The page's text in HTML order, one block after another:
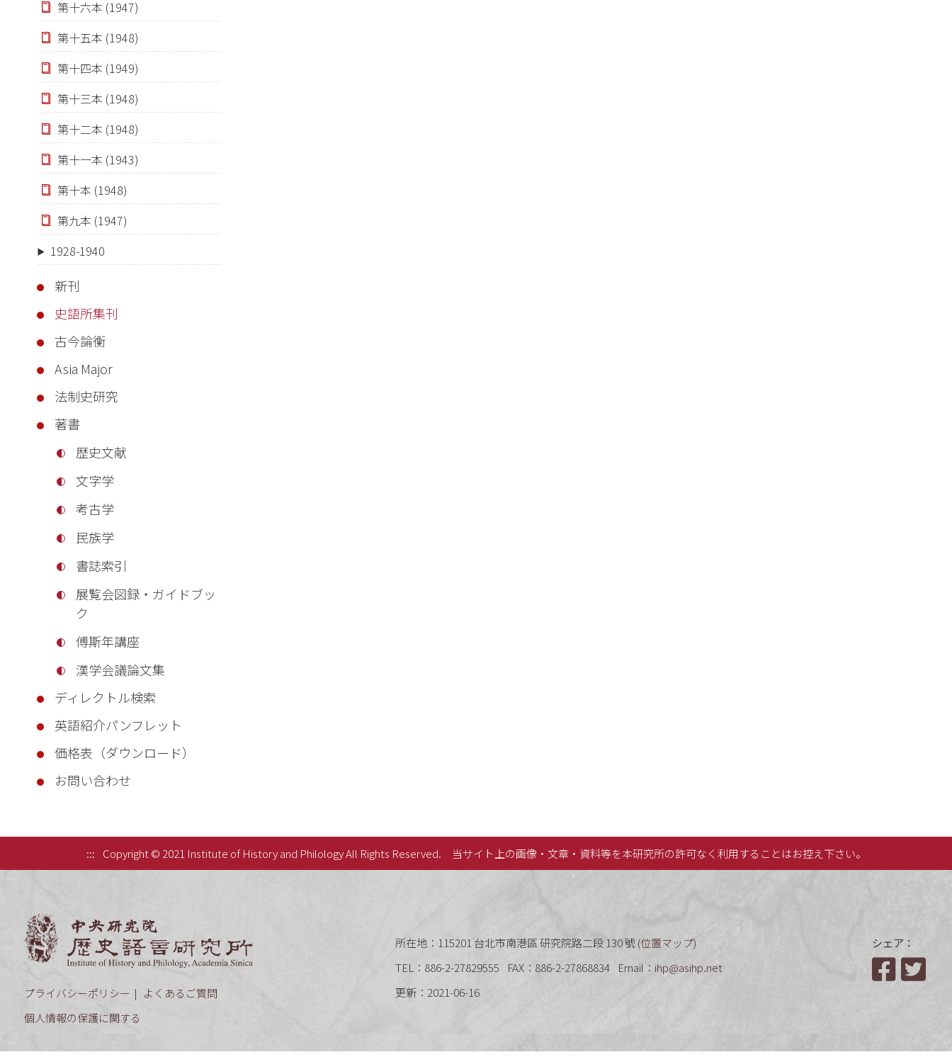
第十六本 (1947)
第十五本 (1948)
第十四本 (1949)
第十三本 (1948)
第十二本 (1948)
第十一本 (1943)
第十本 (1948)
第九本 (1947)
1928-1940
新刊
史語所集刊
古今論衡
Asia Major
法制史研究
著書
歴史文献
文字学
考古学
民族学
書誌索引
展覧会図録・ガイドブッ
ク
傅斯年講座
漢学会議論文集
ディレクトル検索
英語紹介パンフレット
価格表（ダウンロード）
お問い合わせ
::: Copyright © 2021 Institute of History and Philology All Rights Reserved. 当サイト上の画像・文章・資料等を本研究所の許可なく利用することはお控え下さい。
プライバシーポリシー
よくあるご質問
個人情報の保護に関する
所在地：115201 台北市南港區 研究院路二段 130 號 (位置マップ)
TEL：886-2-27829555
FAX：886-2-27868834 Email： ihp@asihp.net
更新：2021-06-16
シェア：
Facebook